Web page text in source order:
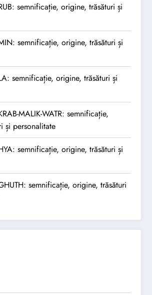
semnificație, origine, trăsături și
semnificație, origine, trăsături și
semnificație, origine, trăsături și
MALIK-WATR: semnificație,
și personalitate
semnificație, origine, trăsături și
semnificație, origine, trăsături